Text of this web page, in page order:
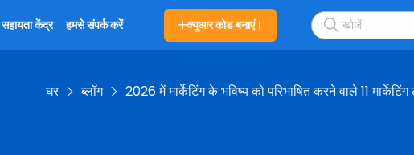
सहायता केंद्र हमसे संपर्क करें क्यूआर कोड बनाएं।
घर ब्लॉग 2026 में मार्केटिंग के भविष्य को परिभाषित करने वाले 11